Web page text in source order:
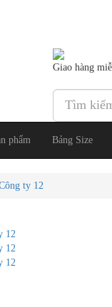
Giao hàng
phẩm Bảng Size
ty 12